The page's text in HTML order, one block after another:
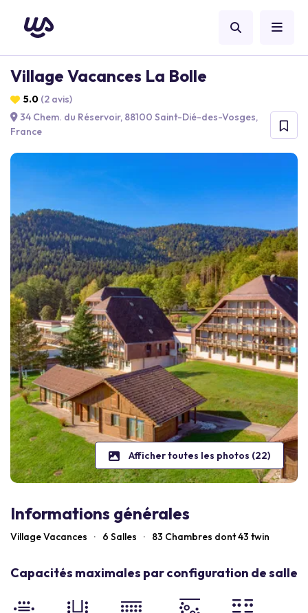
Village Vacances La Bolle
5.0 (2 avis)
34 Chem. du Réservoir, 88100 Saint-Dié-des-Vosges,
France
Afficher toutes les photos (22)
Informations générales
Village Vacances · 6 Salles · 83 Chambres dont 43 twin
Capacités maximales par configuration de salle